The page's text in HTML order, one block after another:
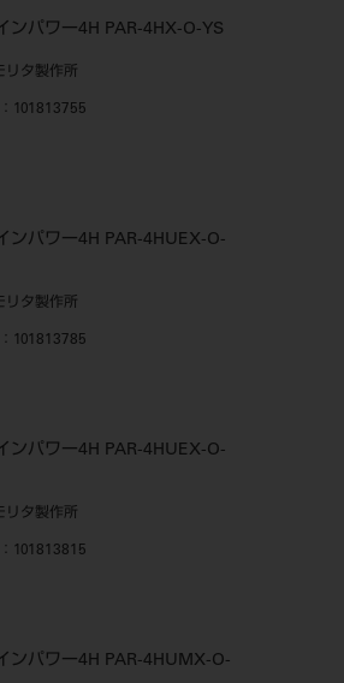
ンパワー4H PAR-4HX-O-YS
リタ製作所
：101813755
ンパワー4H PAR-4HUEX-O-
リタ製作所
：101813785
ンパワー4H PAR-4HUEX-O-
リタ製作所
：101813815
ンパワー4H PAR-4HUMX-O-